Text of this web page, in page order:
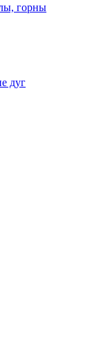
горны
дуг